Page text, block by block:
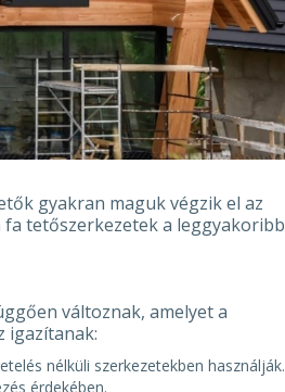
gyakran maguk végzik el az
tetőszerkezetek a leggyakoribb
változnak, amelyet a
igazítanak:
nélküli szerkezetekben használják.
érdekében.